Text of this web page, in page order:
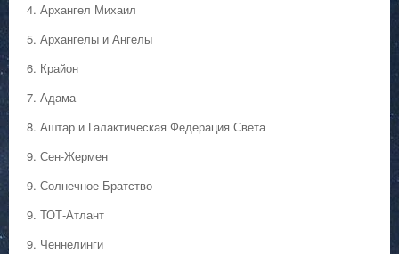
4. Архангел Михаил
5. Архангелы и Ангелы
6. Крайон
7. Адама
8. Аштар и Галактическая Федерация Света
9. Сен-Жермен
9. Солнечное Братство
9. ТОТ-Атлант
9. Ченнелинги